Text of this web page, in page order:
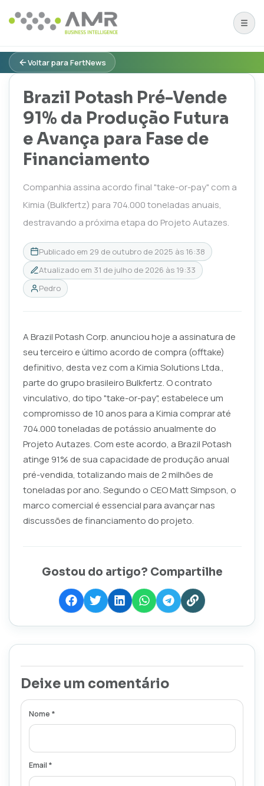
Voltar para FertNews
Brazil Potash Pré-Vende
91% da Produção Futura
e Avança para Fase de
Financiamento
Companhia assina acordo final "take-or-pay" com a
Kimia (Bulkfertz) para 704.000 toneladas anuais,
destravando a próxima etapa do Projeto Autazes.
Publicado em 29 de outubro de 2025 às 16:38
Atualizado em 31 de julho de 2026 às 19:33
Pedro
A Brazil Potash Corp. anunciou hoje a assinatura de
seu terceiro e último acordo de compra (offtake)
definitivo, desta vez com a Kimia Solutions Ltda.,
parte do grupo brasileiro Bulkfertz. O contrato
vinculativo, do tipo "take-or-pay", estabelece um
compromisso de 10 anos para a Kimia comprar até
704.000 toneladas de potássio anualmente do
Projeto Autazes. Com este acordo, a Brazil Potash
atinge 91% de sua capacidade de produção anual
pré-vendida, totalizando mais de 2 milhões de
toneladas por ano. Segundo o CEO Matt Simpson, o
marco comercial é essencial para avançar nas
discussões de financiamento do projeto.
Gostou do artigo? Compartilhe
Deixe um comentário
Nome *
Email *